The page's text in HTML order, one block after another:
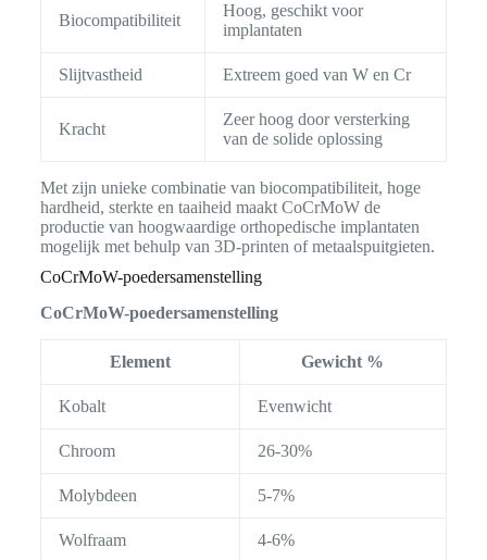
Biocompatibiliteit
Hoog, geschikt voor
implantaten
Slijtvastheid Extreem goed van W en Cr
Kracht
Zeer hoog door versterking
van de solide oplossing
Met zijn unieke combinatie van biocompatibiliteit, hoge
hardheid, sterkte en taaiheid maakt CoCrMoW de
productie van hoogwaardige orthopedische implantaten
mogelijk met behulp van 3D-printen of metaalspuitgieten.
CoCrMoW-poedersamenstelling
CoCrMoW-poedersamenstelling
Element Gewicht %
Kobalt Evenwicht
Chroom 26-30%
Molybdeen 5-7%
Wolfraam 4-6%